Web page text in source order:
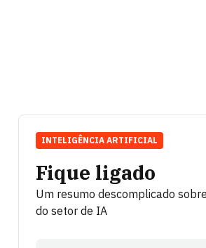
Fique ligado
Um resumo descomplicado
do setor de IA
INTELIGÊNCIA ARTIFICIAL